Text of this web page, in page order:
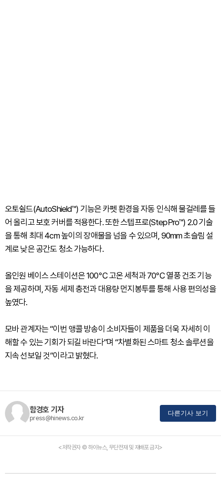
오토쉴드(AutoShield™) 기능은 카펫 환경을 자동 인식해 물걸레를 들
어 올리고 보호 커버를 적용한다. 또한 스텝프로(StepPro™) 2.0 기술
을 통해 최대 4cm 높이의 장애물을 넘을 수 있으며, 90mm 초슬림 설
계로 낮은 공간도 청소 가능하다.
올인원 베이스 스테이션은 100℃ 고온 세척과 70℃ 열풍 건조 기능
을 제공하며, 자동 세제 충전과 대용량 먼지봉투를 통해 사용 편의성을
높였다.
모바 관계자는 “이번 앵콜 방송이 소비자들이 제품을 더욱 자세히 이
해할 수 있는 기회가 되길 바란다”며 “차별화된 스마트 청소 솔루션을
지속 선보일 것”이라고 밝혔다.
함경호 기자
press@hinews.co.kr
다른기사 보기
<저작권자 © 하이뉴스, 무단전재 및 재배포 금지>